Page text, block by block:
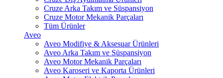
Cruze Arka Takım ve Süspansiyon
Cruze Motor Mekanik Parçaları
Tüm Ürünler
Aveo
Aveo Modifiye & Aksesuar Ürünleri
Aveo Arka Takım ve Süspansiyon
Aveo Motor Mekanik Parçaları
Aveo Karoseri ve Kaporta Ürünleri